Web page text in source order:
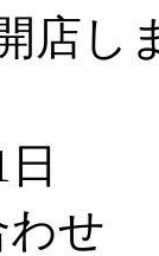
店し
せ